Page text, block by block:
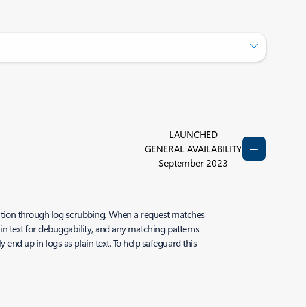
LAUNCHED
GENERAL AVAILABILITY
September 2023
through log scrubbing. When a request matches
text for debuggability, and any matching patterns
up in logs as plain text. To help safeguard this